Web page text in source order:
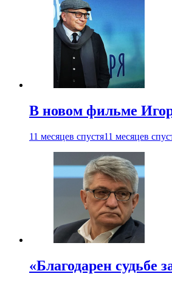
В новом фильме
11 месяцев спустя11 месяцев
«Благодарен судьбе